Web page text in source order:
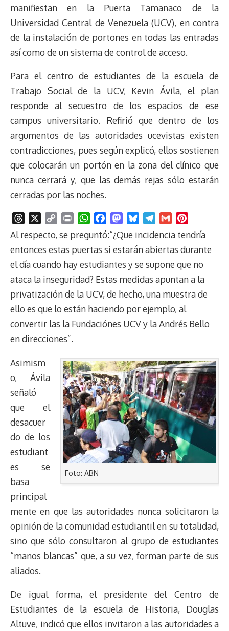
manifiestan en la Puerta Tamanaco de la
Universidad Central de Venezuela (UCV), en contra
de la instalación de portones en todas las entradas
así como de un sistema de control de acceso.
Para el centro de estudiantes de la escuela de
Trabajo Social de la UCV, Kevin Ávila, el plan
responde al secuestro de los espacios de ese
campus universitario. Refirió que dentro de los
argumentos de las autoridades ucevistas existen
contradicciones, pues según explicó, ellos sostienen
que colocarán un portón en la zona del clínico que
nunca cerrará y, que las demás rejas sólo estarán
cerradas por las noches.
e
a
d
s
y
L
i
n
n
t
W
t
s
A
p
a
e
b
o
o
M
t
o
d
o
e
s
k
y
e
g
r
a
m
i
l
t
e
r
e
Al respecto, se preguntó:“¿Que incidencia tendría
entonces estas puertas si estarán abiertas durante
el día cuando hay estudiantes y se supone que no
ataca la inseguridad? Estas medidas apuntan a la
privatización de la UCV, de hecho, una muestra de
ello es que lo están haciendo por ejemplo, al
convertir las la Fundaciónes UCV y la Andrés Bello
en direcciones”.
Foto: ABN
Asimism
o, Ávila
señaló
que el
desacuer
do de los
estudiant
es se
basa
principal
mente en que las autoridades nunca solicitaron la
opinión de la comunidad estudiantil en su totalidad,
sino que sólo consultaron al grupo de estudiantes
“manos blancas” que, a su vez, forman parte de sus
aliados.
De igual forma, el presidente del Centro de
Estudiantes de la escuela de Historia, Douglas
Altuve, indicó que ellos invitaron a las autoridades a